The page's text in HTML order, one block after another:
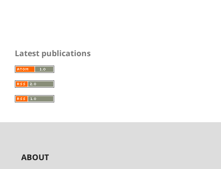
Latest publications
ABOUT